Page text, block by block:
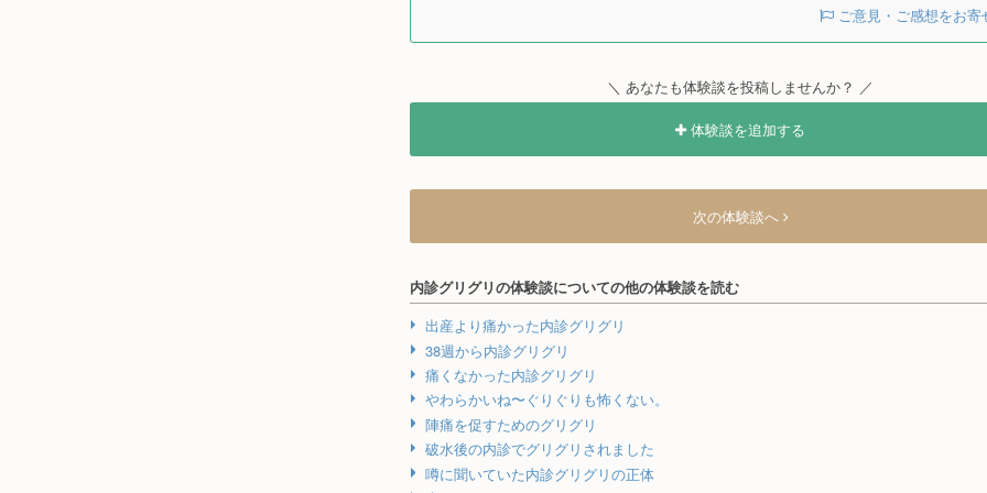
ご意見・ご感想をお寄
＼ あなたも体験談を投稿しませんか？ ／
体験談を追加する
次の体験談へ
内診グリグリの体験談についての他の体験談を読む
出産より痛かった内診グリグリ
38週から内診グリグリ
痛くなかった内診グリグリ
やわらかいね〜ぐりぐりも怖くない。
陣痛を促すためのグリグリ
破水後の内診でグリグリされました
噂に聞いていた内診グリグリの正体